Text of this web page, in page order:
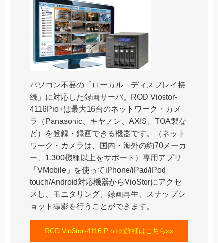
パソコン不要の「ローカル・ディスプレイ接
続」に対応した録画サーバ。ROD Viostor-
4116Pro+は最大16台のネットワーク・カメ
ラ（Panasonic、キヤノン、AXIS、TOA製な
ど）を登録・録画できる機器です。（ネット
ワーク・カメラは、国内・海外の約70メーカ
ー、1,300機種以上をサポート）専用アプリ
「VMobile」を使ってiPhone/iPad/iPod
touch/Android対応機器からVioStorにアクセ
スし、モニタリング、録画再生、スナップシ
ョット撮影を行うことができます。
ROD VioStor-4116 Pro+の詳細はこちら»»